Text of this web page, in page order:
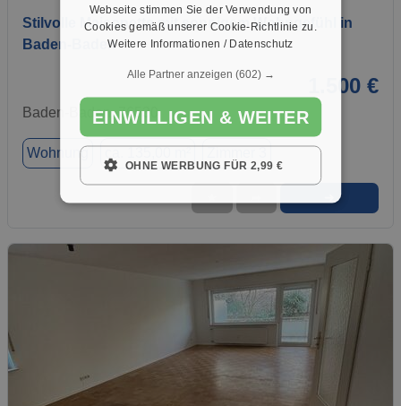
Stilvolle Maisonette mit sonnigem Wohngefühl in
Baden-Baden
1.500 €
Baden-Baden, 76530
Wohnung
Webseite stimmen Sie der Verwendung von
Cookies gemäß unserer Cookie-Richtlinie zu.
Weitere Informationen / Datenschutz
Alle Partner anzeigen (602) →
EINWILLIGEN & WEITER
OHNE WERBUNG FÜR 2,99 €